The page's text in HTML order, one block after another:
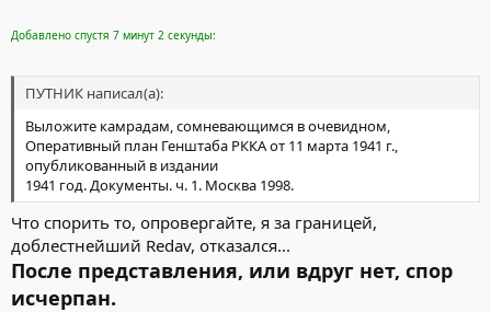
Добавлено спустя 7 минут 2 секунды:
ПУТНИК написал(а):
Выложите камрадам, сомневающимся в очевидном,
Оперативный план Генштаба РККА от 11 марта 1941 г.,
опубликованный в издании
1941 год. Документы. ч. 1. Москва 1998.
Что спорить то, опровергайте, я за границей,
доблестнейший Redav, отказался...
После представления, или вдруг нет, спор
исчерпан.